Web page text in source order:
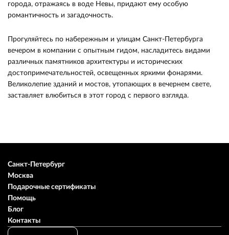
города, отражаясь в воде Невы, придают ему особую
романтичность и загадочность.
Прогуляйтесь по набережным и улицам Санкт-Петербурга
вечером в компании с опытным гидом, насладитесь видами
различных памятников архитектуры и исторических
достопримечательностей, освещенных яркими фонарями.
Великолепие зданий и мостов, утопающих в вечернем свете,
заставляет влюбиться в этот город с первого взгляда.
Санкт-Петербург
Москва
Подарочные сертификаты
Помощь
Блог
Контакты